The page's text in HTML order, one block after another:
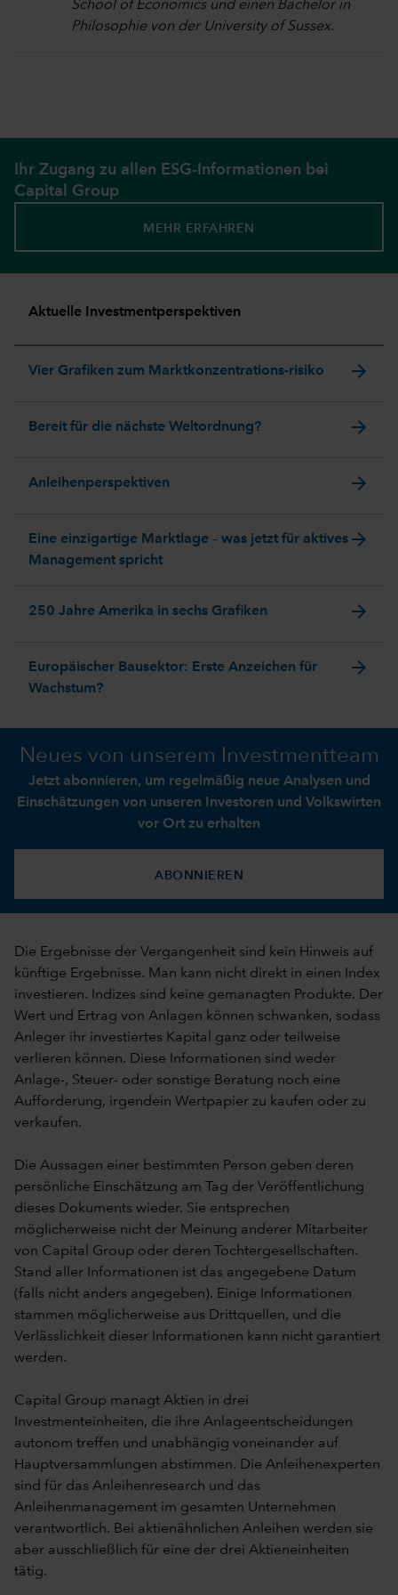
School of Economics und einen Bachelor in
Philosophie von der University of Sussex.
Ihr Zugang zu allen ESG-Informationen bei
Capital Group
MEHR ERFAHREN
Aktuelle Investmentperspektiven
Vier Grafiken zum Marktkonzentrations-risiko arrow_forward
Bereit für die nächste Weltordnung? arrow_forward
Anleihenperspektiven arrow_forward
Eine einzigartige Marktlage – was jetzt für aktives
Management spricht
arrow_forward
250 Jahre Amerika in sechs Grafiken arrow_forward
Europäischer Bausektor: Erste Anzeichen für
Wachstum?
arrow_forward
Neues von unserem Investmentteam
Jetzt abonnieren, um regelmäßig neue Analysen und
Einschätzungen von unseren Investoren und Volkswirten
vor Ort zu erhalten
ABONNIEREN
Die Ergebnisse der Vergangenheit sind kein Hinweis auf
künftige Ergebnisse. Man kann nicht direkt in einen Index
investieren. Indizes sind keine gemanagten Produkte. Der
Wert und Ertrag von Anlagen können schwanken, sodass
Anleger ihr investiertes Kapital ganz oder teilweise
verlieren können. Diese Informationen sind weder
Anlage-, Steuer- oder sonstige Beratung noch eine
Aufforderung, irgendein Wertpapier zu kaufen oder zu
verkaufen.
Die Aussagen einer bestimmten Person geben deren
persönliche Einschätzung am Tag der Veröffentlichung
dieses Dokuments wieder. Sie entsprechen
möglicherweise nicht der Meinung anderer Mitarbeiter
von Capital Group oder deren Tochtergesellschaften.
Stand aller Informationen ist das angegebene Datum
(falls nicht anders angegeben). Einige Informationen
stammen möglicherweise aus Drittquellen, und die
Verlässlichkeit dieser Informationen kann nicht garantiert
werden.
Capital Group managt Aktien in drei
Investmenteinheiten, die ihre Anlageentscheidungen
autonom treffen und unabhängig voneinander auf
Hauptversammlungen abstimmen. Die Anleihenexperten
sind für das Anleihenresearch und das
Anleihenmanagement im gesamten Unternehmen
verantwortlich. Bei aktienähnlichen Anleihen werden sie
aber ausschließlich für eine der drei Aktieneinheiten
tätig.